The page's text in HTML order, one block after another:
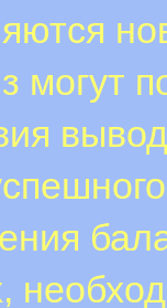
могут